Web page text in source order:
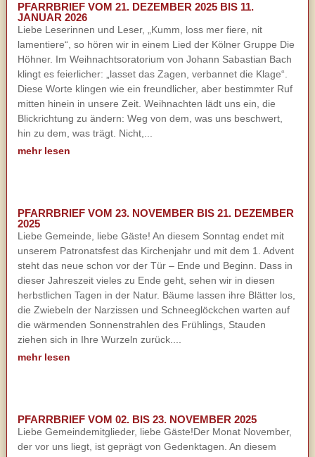
PFARRBRIEF VOM 21. DEZEMBER 2025 BIS 11.
JANUAR 2026
Liebe Leserinnen und Leser, „Kumm, loss mer fiere, nit
lamentiere“, so hören wir in einem Lied der Kölner Gruppe Die
Höhner. Im Weihnachtsoratorium von Johann Sabastian Bach
klingt es feierlicher: „lasset das Zagen, verbannet die Klage“.
Diese Worte klingen wie ein freundlicher, aber bestimmter Ruf
mitten hinein in unsere Zeit. Weihnachten lädt uns ein, die
Blickrichtung zu ändern: Weg von dem, was uns beschwert,
hin zu dem, was trägt. Nicht,...
mehr lesen
PFARRBRIEF VOM 23. NOVEMBER BIS 21. DEZEMBER
2025
Liebe Gemeinde, liebe Gäste! An diesem Sonntag endet mit
unserem Patronatsfest das Kirchenjahr und mit dem 1. Advent
steht das neue schon vor der Tür – Ende und Beginn. Dass in
dieser Jahreszeit vieles zu Ende geht, sehen wir in diesen
herbstlichen Tagen in der Natur. Bäume lassen ihre Blätter los,
die Zwiebeln der Narzissen und Schneeglöckchen warten auf
die wärmenden Sonnenstrahlen des Frühlings, Stauden
ziehen sich in Ihre Wurzeln zurück....
mehr lesen
PFARRBRIEF VOM 02. BIS 23. NOVEMBER 2025
Liebe Gemeindemitglieder, liebe Gäste!Der Monat November,
der vor uns liegt, ist geprägt von Gedenktagen. An diesem